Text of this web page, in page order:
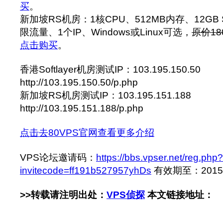
买。
新加坡RS机房：1核CPU、512MB内存、
限流量、1个IP、Windows或Linux可选， 原价
点击购买。
香港Softlayer机房测试IP：103.195.150.50
http://103.195.150.50/p.php
新加坡RS机房测试IP：103.195.151.188
http://103.195.151.188/p.php
点击去80VPS官网查看更多介绍
VPS论坛邀请码： https://bbs.vpser.net/reg.php?
invitecode=ff191b527957yhDs 有效期至：
>>转载请注明出处： VPS侦探 本文链接地址：